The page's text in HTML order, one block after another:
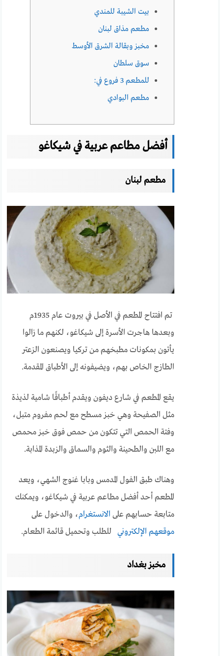
بيت الشيبة للمندي
مطعم مذاق لبنان
مخبز وبقالة الشرق الأوسط
سوق سلطان
للمطعم 3 فروع في:
مطعم البوادي
أفضل مطاعم عربية في شيكاغو
مطعم لبنان
تم افتتاح المطعم في الأصل في بيروت عام 1935م
وبعدها هاجرت الأسرة إلى شيكاغو، لكنهم ما زالوا
يأتون بمكونات مطبخهم من تركيا ويصنعون الزعتر
الطازج الخاص بهم، ويضيفونه إلى الأطباق المقدمة.
يقع المطعم في شارع ديفون ويقدم أطباقًا شامية لذيذة
مثل الصفيحة وهي خبز مسطح مع لحم مفروم متبل،
وفتة الحمص التي تتكون من حمص فوق خبز محمص
مع اللبن والطحينة والثوم والسماق والزبدة المذابة.
وهناك طبق الفول المدمس وبابا غنوج الشهي، ويعد
المطعم أحد أفضل مطاعم عربية في شيكاغو، ويمكنك
متابعة حسابهم على الانستغرام، والدخول على
موقعهم الإلكتروني للطلب وتحميل قائمة الطعام.
مخبز بغداد